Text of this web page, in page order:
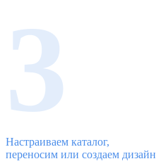
3
Настраиваем каталог,
переносим или создаем дизайн